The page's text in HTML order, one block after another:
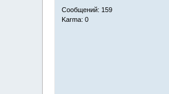
Сообщений: 159
Karma: 0